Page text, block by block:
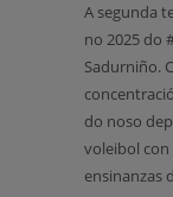
A segunda
no 2025 do
Sadurniño.
do noso
voleibol con
ensinanzas